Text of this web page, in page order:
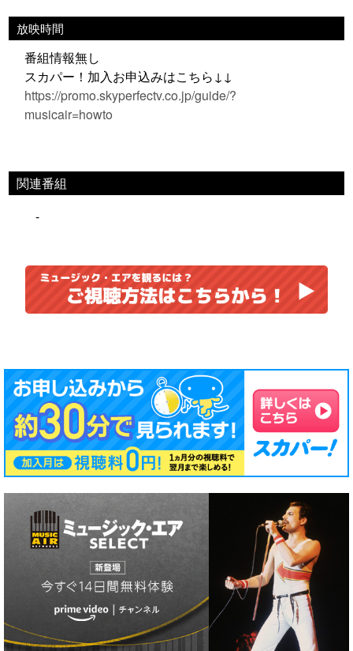
放映時間
番組情報無し
スカパー！加入お申込みはこちら↓↓
https://promo.skyperfectv.co.jp/guide/?
musicair=howto
関連番組
-